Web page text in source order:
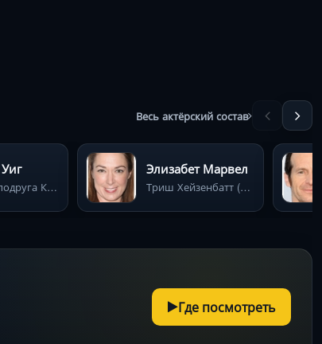
Весь актёрский состав
Дженни (подруга Кенни)
Элизабет Марвел
Триш Хейзенбатт (жена Рика)
Где посмотреть